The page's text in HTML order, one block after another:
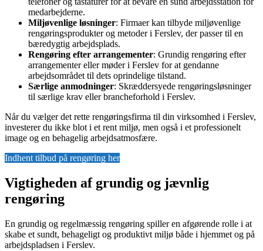
medarbejderne.
Miljøvenlige løsninger: Firmaer kan tilbyde miljøvenlige
rengøringsprodukter og metoder i Ferslev, der passer til en
bæredygtig arbejdsplads.
Rengøring efter arrangementer: Grundig rengøring efter
arrangementer eller møder i Ferslev for at gendanne
arbejdsområdet til dets oprindelige tilstand.
Særlige anmodninger: Skræddersyede rengøringsløsninger
til særlige krav eller brancheforhold i Ferslev.
Når du vælger det rette rengøringsfirma til din virksomhed i Ferslev,
investerer du ikke blot i et rent miljø, men også i et professionelt
image og en behagelig arbejdsatmosfære.
Indhent tilbud på rengøring her
Vigtigheden af grundig og jævnlig
rengøring
En grundig og regelmæssig rengøring spiller en afgørende rolle i at
skabe et sundt, behageligt og produktivt miljø både i hjemmet og på
arbejdspladsen i Ferslev.